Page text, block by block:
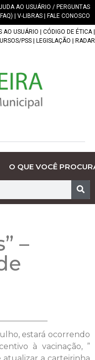
AO USUÁRIO / PERGUNTAS
V-LIBRAS FALE CONOSCO
AO USUÁRIO CÓDIGO DE ÉTICA|
PSS LEGISLAÇÃO RADAR
O QUE VOCÊ
–
estará ocorrendo
à vacinação, ”